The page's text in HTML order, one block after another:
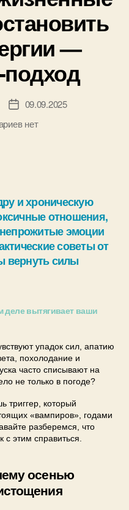
—
подход
09.09.2025
нет
и хроническую
отношения,
эмоции
советы от
вернуть силы
деле вытягивает ваши
упадок сил, апатию
похолодание и
часто списывают на
не только в погоде?
триггер, который
«вампиров», годами
разберемся, что
этим справиться.
осенью